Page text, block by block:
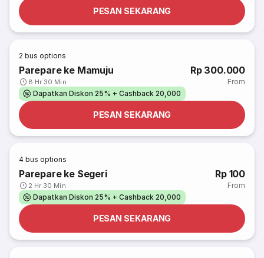
PESAN SEKARANG
2 bus options
Parepare ke Mamuju
8 Hr 30 Min
Rp 300.000
From
Dapatkan Diskon 25% + Cashback 20,000
PESAN SEKARANG
4 bus options
Parepare ke Segeri
2 Hr 30 Min
Rp 100
From
Dapatkan Diskon 25% + Cashback 20,000
PESAN SEKARANG